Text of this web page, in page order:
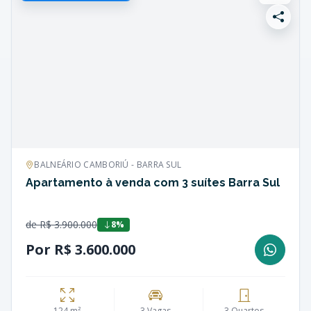
BALNEÁRIO CAMBORIÚ - BARRA SUL
Apartamento à venda com 3 suítes Barra Sul
de R$ 3.900.000 8%
Por R$ 3.600.000